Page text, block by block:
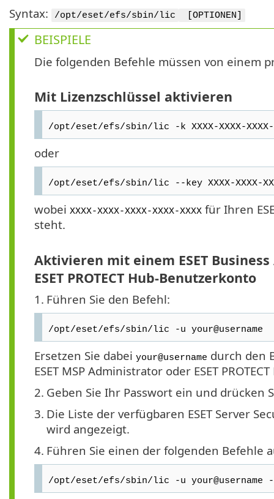
Syntax:
/opt/eset/efs/sbin/lic [OPTIONEN]
BEISPIELE
Die folgenden Befehle müssen von einem
Mit Lizenzschlüssel aktivieren
/opt/eset/efs/sbin/lic -k XXXX-XXXX-XXXX-
oder
/opt/eset/efs/sbin/lic --key XXXX-XXXX-
wobei XXXX-XXXX-XXXX-XXXX-XXXX für Ihren
steht.
Aktivieren mit einem ESET
ESET PROTECT Hub-Benutzerkonto
1. Führen Sie den Befehl:
/opt/eset/efs/sbin/lic -u your@username
Ersetzen Sie dabei your@username durch den
ESET MSP Administrator oder ESET
2. Geben Sie Ihr Passwort ein und drücken
3. Die Liste der verfügbaren ESET Server
wird angezeigt.
4. Führen Sie einen der folgenden Befehle
/opt/eset/efs/sbin/lic -u your@username -i